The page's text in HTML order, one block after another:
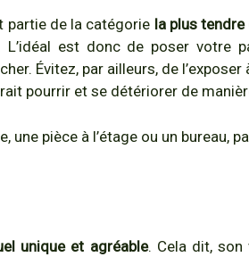
partie de la catégorie la plus tendre
est donc de poser votre
Évitez, par ailleurs, de
pourrir et se détériorer de
pièce à l’étage ou un bureau,
unique et agréable. Cela dit, son